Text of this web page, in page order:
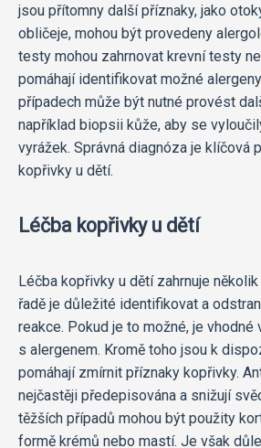
jsou přítomny další příznaky, jako
obličeje, mohou být provedeny
testy mohou zahrnovat krevní testy
pomáhají identifikovat možné
případech může být nutné provést
například biopsii kůže, aby se
vyrážek. Správná diagnóza je klíčová
kopřivky u dětí.
Léčba kopřivky u dětí
Léčba kopřivky u dětí zahrnuje
řadě je důležité identifikovat a
reakce. Pokud je to možné, je vhodné
s alergenem. Kromě toho jsou k
pomáhají zmírnit příznaky kopřivky.
nejčastěji předepisována a snižují
těžších případů mohou být použity
formě krémů nebo mastí. Je však